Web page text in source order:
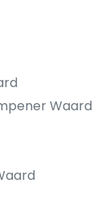
Waard